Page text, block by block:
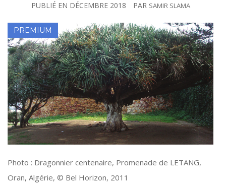
PUBLIÉ EN DÉCEMBRE 2018 PAR SAMIR SLAMA
Photo : Dragonnier centenaire, Promenade de LETANG,
Oran, Algérie, © Bel Horizon, 2011